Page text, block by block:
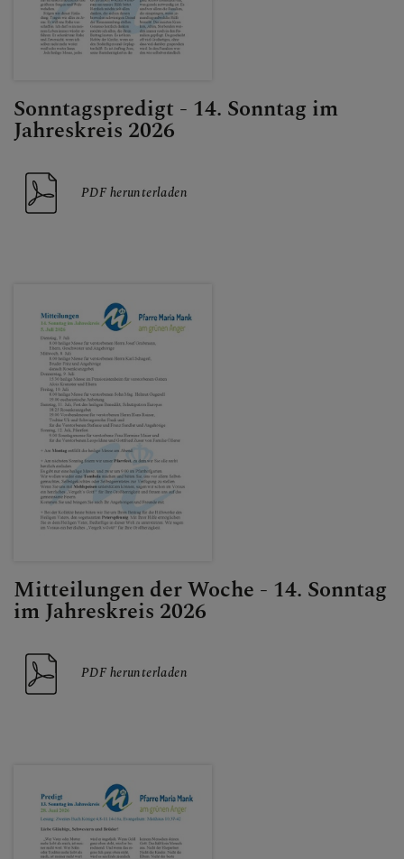
Sonntagspredigt - 14. Sonntag im
Jahreskreis 2026
PDF herunterladen
Mitteilungen der Woche - 14. Sonntag
im Jahreskreis 2026
PDF herunterladen